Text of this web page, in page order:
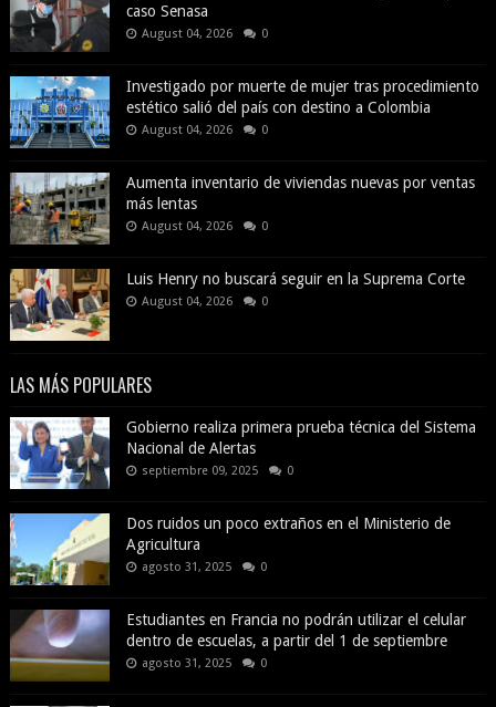
caso Senasa
August 04, 2026 0
Investigado por muerte de mujer tras procedimiento
estético salió del país con destino a Colombia
August 04, 2026 0
Aumenta inventario de viviendas nuevas por ventas
más lentas
August 04, 2026 0
Luis Henry no buscará seguir en la Suprema Corte
August 04, 2026 0
LAS MÁS POPULARES
Gobierno realiza primera prueba técnica del Sistema
Nacional de Alertas
septiembre 09, 2025 0
Dos ruidos un poco extraños en el Ministerio de
Agricultura
agosto 31, 2025 0
Estudiantes en Francia no podrán utilizar el celular
dentro de escuelas, a partir del 1 de septiembre
agosto 31, 2025 0